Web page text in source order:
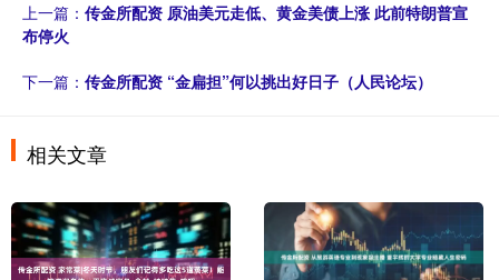
上一篇： 传金所配资 原油美元走低、黄金美债上涨 此前特朗普宣
布停火
下一篇： 传金所配资 “金扁担”何以挑出好日子（人民论坛）
相关文章